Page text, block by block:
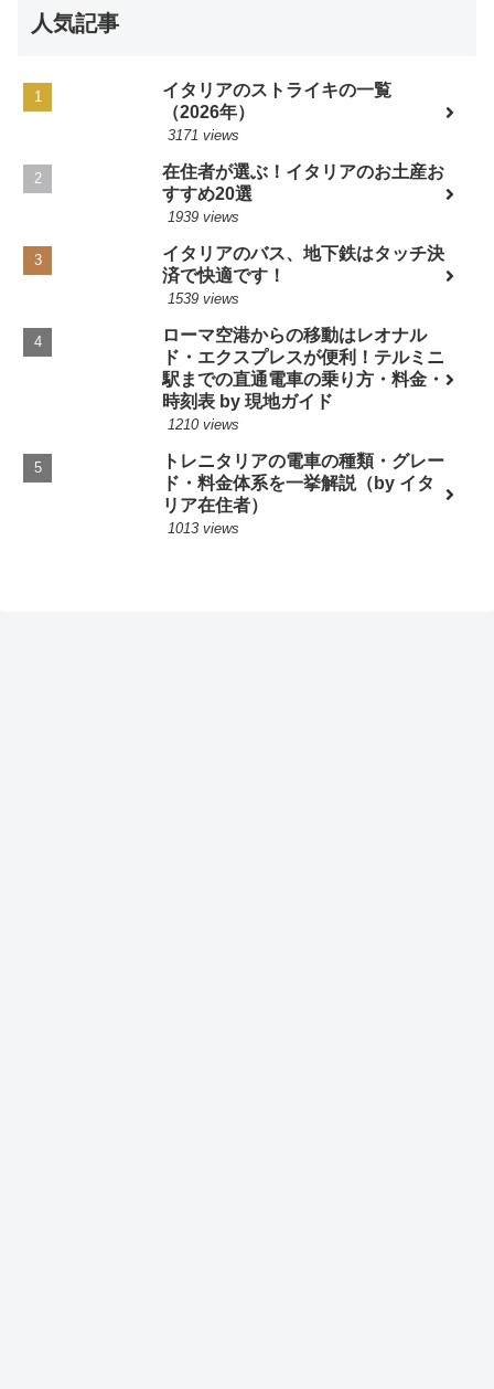
人気記事
イタリアのストライキの一覧
（2026年）
3171 views
在住者が選ぶ！イタリアのお土産お
すすめ20選
1939 views
イタリアのバス、地下鉄はタッチ決
済で快適です！
1539 views
ローマ空港からの移動はレオナル
ド・エクスプレスが便利！テルミニ
駅までの直通電車の乗り方・料金・
時刻表 by 現地ガイド
1210 views
トレニタリアの電車の種類・グレー
ド・料金体系を一挙解説（by イタ
リア在住者）
1013 views